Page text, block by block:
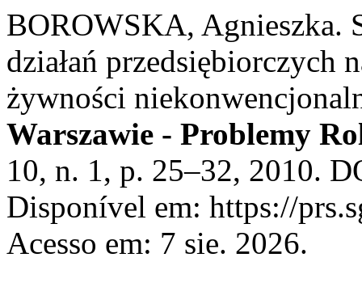
BOROWSKA, Agnieszka.
działań przedsiębiorczych
żywności
Warszawie - Problemy
10, n. 1, p. 25–32, 2010.
Disponível em: https://
Acesso em: 7 sie. 2026.